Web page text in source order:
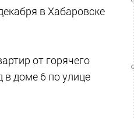
в Хабаровске
от горячего
в доме 6 по улице